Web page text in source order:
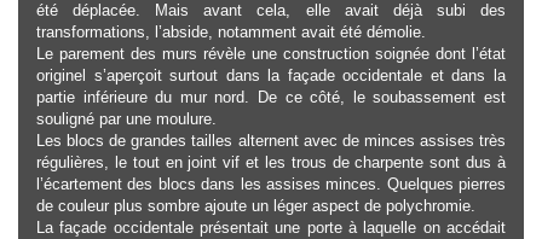
été déplacée. Mais avant cela, elle avait déjà subi des
transformations, l’abside, notamment avait été démolie.
Le parement des murs révèle une construction soignée dont l’état
originel s’aperçoit surtout dans la façade occidentale et dans la
partie inférieure du mur nord. De ce côté, le soubassement est
souligné par une moulure.
Les blocs de grandes tailles alternent avec de minces assises très
régulières, le tout en joint vif et les trous de charpente sont dus à
l’écartement des blocs dans les assises minces. Quelques pierres
de couleur plus sombre ajoute un léger aspect de polychromie.
La façade occidentale présentait une porte à laquelle on accédait